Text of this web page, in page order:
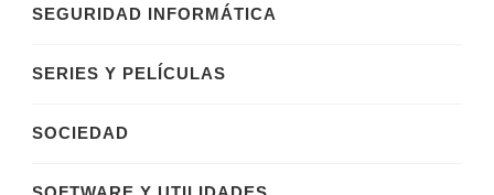
SEGURIDAD INFORMÁTICA
SERIES Y PELÍCULAS
SOCIEDAD